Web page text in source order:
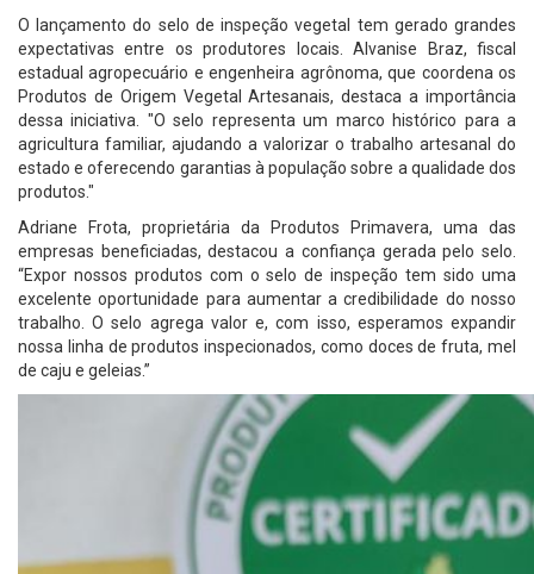
O lançamento do selo de inspeção vegetal tem gerado grandes
expectativas entre os produtores locais. Alvanise Braz, fiscal
estadual agropecuário e engenheira agrônoma, que coordena os
Produtos de Origem Vegetal Artesanais, destaca a importância
dessa iniciativa. "O selo representa um marco histórico para a
agricultura familiar, ajudando a valorizar o trabalho artesanal do
estado e oferecendo garantias à população sobre a qualidade dos
produtos."
Adriane Frota, proprietária da Produtos Primavera, uma das
empresas beneficiadas, destacou a confiança gerada pelo selo.
“Expor nossos produtos com o selo de inspeção tem sido uma
excelente oportunidade para aumentar a credibilidade do nosso
trabalho. O selo agrega valor e, com isso, esperamos expandir
nossa linha de produtos inspecionados, como doces de fruta, mel
de caju e geleias.”